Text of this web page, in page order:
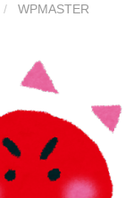
/ WPMASTER